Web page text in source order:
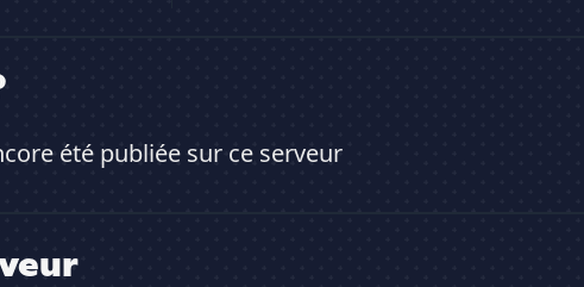
été publiée sur ce serveur